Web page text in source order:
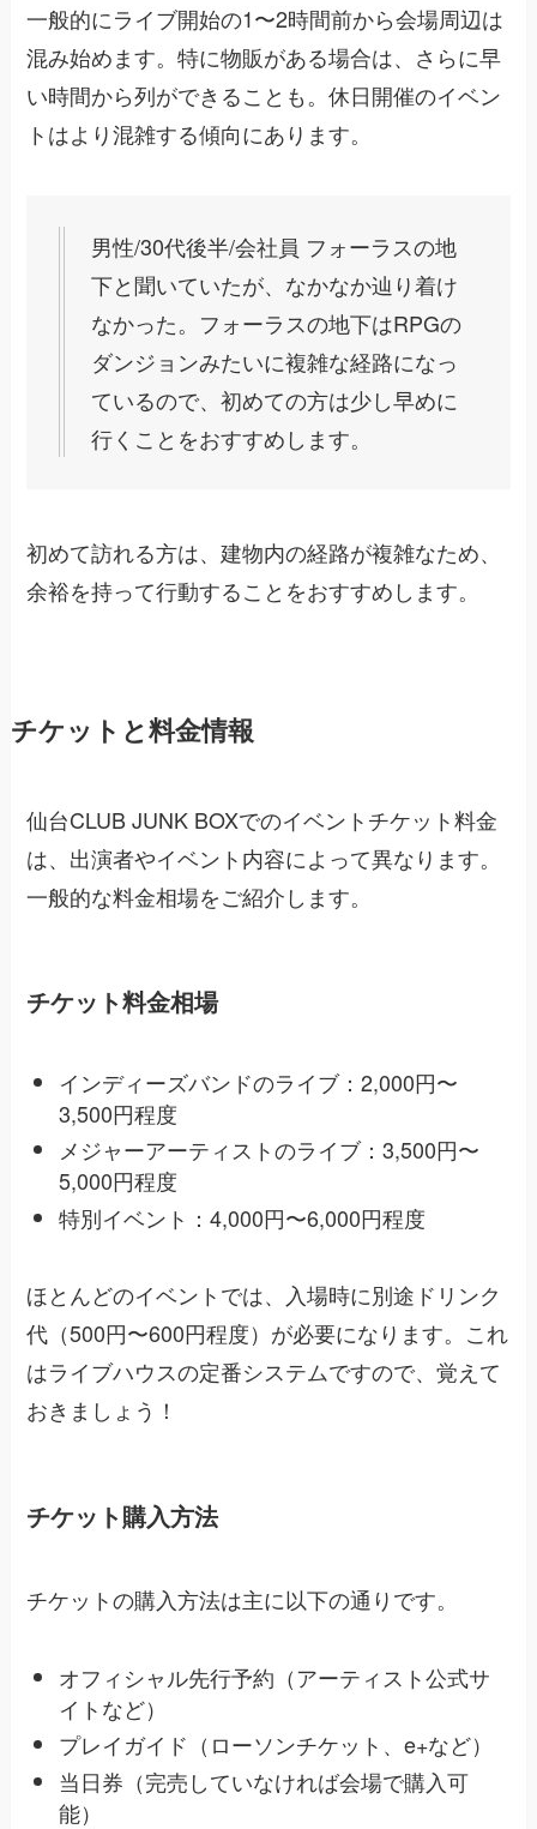
一般的にライブ開始の1〜2時間前から会場周辺は
混み始めます。特に物販がある場合は、さらに早
い時間から列ができることも。休日開催のイベン
トはより混雑する傾向にあります。
男性/30代後半/会社員 フォーラスの地
下と聞いていたが、なかなか辿り着け
なかった。フォーラスの地下はRPGの
ダンジョンみたいに複雑な経路になっ
ているので、初めての方は少し早めに
行くことをおすすめします。
初めて訪れる方は、建物内の経路が複雑なため、
余裕を持って行動することをおすすめします。
チケットと料金情報
仙台CLUB JUNK BOXでのイベントチケット料金
は、出演者やイベント内容によって異なります。
一般的な料金相場をご紹介します。
チケット料金相場
インディーズバンドのライブ：2,000円〜
3,500円程度
メジャーアーティストのライブ：3,500円〜
5,000円程度
特別イベント：4,000円〜6,000円程度
ほとんどのイベントでは、入場時に別途ドリンク
代（500円〜600円程度）が必要になります。これ
はライブハウスの定番システムですので、覚えて
おきましょう！
チケット購入方法
チケットの購入方法は主に以下の通りです。
オフィシャル先行予約（アーティスト公式サ
イトなど）
プレイガイド（ローソンチケット、e+など）
当日券（完売していなければ会場で購入可
能）